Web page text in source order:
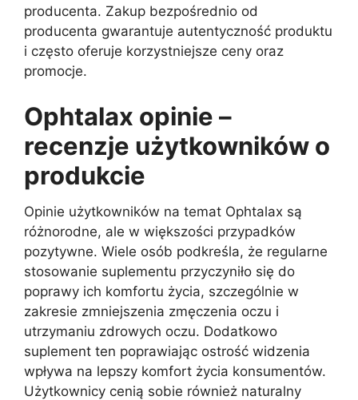
producenta. Zakup bezpośrednio od
producenta gwarantuje autentyczność produktu
i często oferuje korzystniejsze ceny oraz
promocje.
Ophtalax opinie –
recenzje użytkowników o
produkcie
Opinie użytkowników na temat Ophtalax są
różnorodne, ale w większości przypadków
pozytywne. Wiele osób podkreśla, że regularne
stosowanie suplementu przyczyniło się do
poprawy ich komfortu życia, szczególnie w
zakresie zmniejszenia zmęczenia oczu i
utrzymaniu zdrowych oczu. Dodatkowo
suplement ten poprawiając ostrość widzenia
wpływa na lepszy komfort życia konsumentów.
Użytkownicy cenią sobie również naturalny